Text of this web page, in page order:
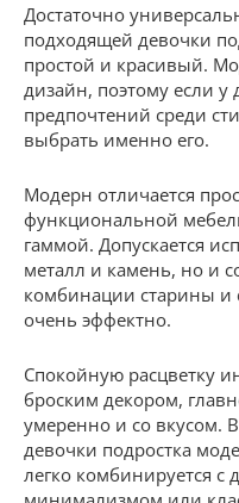
Достаточно
подходящей девочки
простой и красивый.
дизайн, поэтому если
предпочтений среди
выбрать именно его.
Модерн отличается
функциональной
гаммой. Допускается
металл и камень, но и
комбинации старины и
очень эффектно.
Спокойную расцветку
броским декором,
умеренно и со вкусом.
девочки подростка
легко комбинируется с